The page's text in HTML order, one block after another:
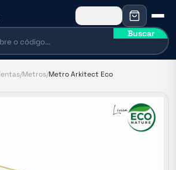
Buscar
/Metros/Metro Arkitect Eco